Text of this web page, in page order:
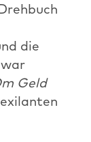
die
Geld